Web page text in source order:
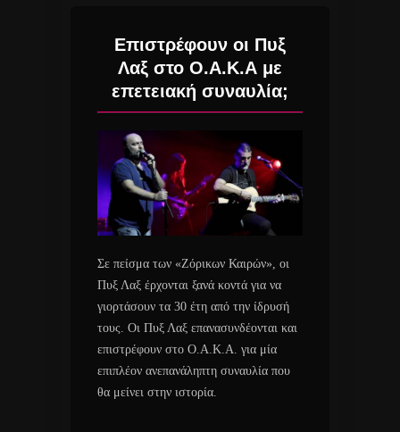
Επιστρέφουν οι Πυξ
Λαξ στο Ο.Α.Κ.Α με
επετειακή συναυλία;
Σε πείσμα των «Ζόρικων Καιρών», οι
Πυξ Λαξ έρχονται ξανά κοντά για να
γιορτάσουν τα 30 έτη από την ίδρυσή
τους. Οι Πυξ Λαξ επανασυνδέονται και
επιστρέφουν στο Ο.Α.Κ.Α. για μία
επιπλέον ανεπανάληπτη συναυλία που
θα μείνει στην ιστορία.